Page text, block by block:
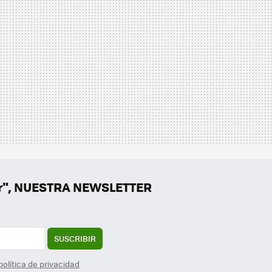
NEWSLETTER
SUSCRIBIR
de privacidad